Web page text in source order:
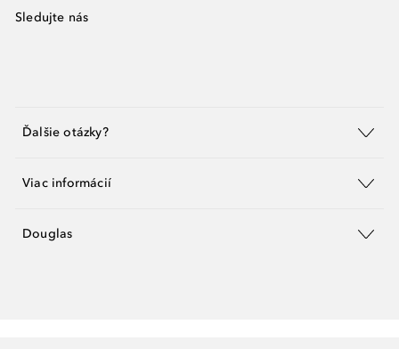
Sledujte nás
Ďalšie otázky?
Viac informácií
Douglas